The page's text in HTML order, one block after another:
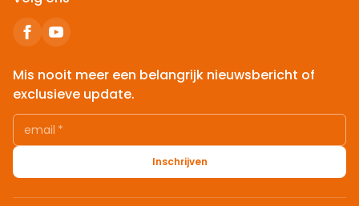
Mis nooit meer een belangrijk nieuwsbericht of
exclusieve update.
email *
Inschrijven